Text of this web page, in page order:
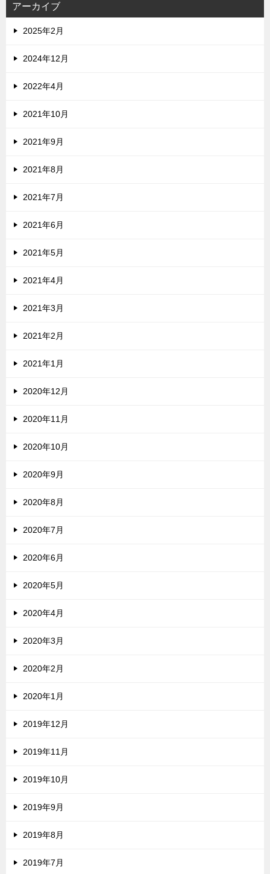
アーカイブ
2025年2月
2024年12月
2022年4月
2021年10月
2021年9月
2021年8月
2021年7月
2021年6月
2021年5月
2021年4月
2021年3月
2021年2月
2021年1月
2020年12月
2020年11月
2020年10月
2020年9月
2020年8月
2020年7月
2020年6月
2020年5月
2020年4月
2020年3月
2020年2月
2020年1月
2019年12月
2019年11月
2019年10月
2019年9月
2019年8月
2019年7月